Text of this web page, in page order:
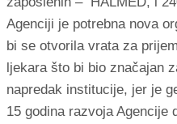
Agenciji je potrebna nova
bi se otvorila vrata za
ljekara što bi bio značajan
napredak institucije, jer je
15 godina razvoja Agencije